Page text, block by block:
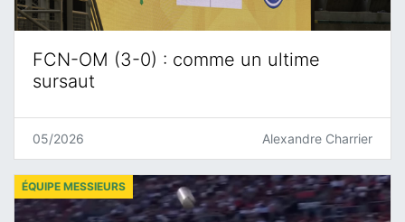
FCN-OM (3-0) : comme un ultime
sursaut
05/2026 Alexandre Charrier
ÉQUIPE MESSIEURS